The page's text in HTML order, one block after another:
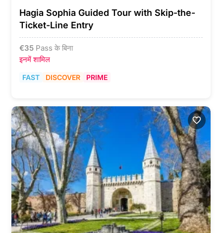
Hagia Sophia Guided Tour with Skip-the-
Ticket-Line Entry
€35 Pass के बिना
इनमें शामिल
FAST DISCOVER PRIME